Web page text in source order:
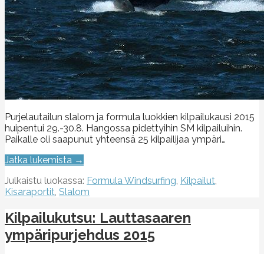
Purjelautailun slalom ja formula luokkien kilpailukausi 2015
huipentui 29.-30.8. Hangossa pidettyihin SM kilpailuihin.
Paikalle oli saapunut yhteensä 25 kilpailijaa ympäri…
Jatka lukemista →
Julkaistu luokassa: Formula Windsurfing, Kilpailut,
Kisaraportit, Slalom
Kilpailukutsu: Lauttasaaren
ympäripurjehdus 2015